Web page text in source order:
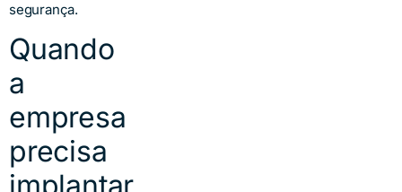
segurança.
Quando
a
empresa
precisa